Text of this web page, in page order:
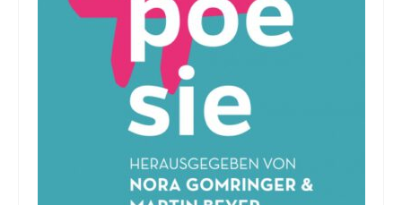
Neuerscheinungen von Mitgliedern
Ausschreibungen
Leipziger Lyrikbibliothek
Mitglied werden